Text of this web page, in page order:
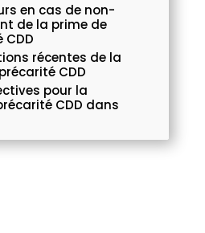
en cas de non-
de la prime de
CDD
récentes de la
CDD
pour la
CDD dans